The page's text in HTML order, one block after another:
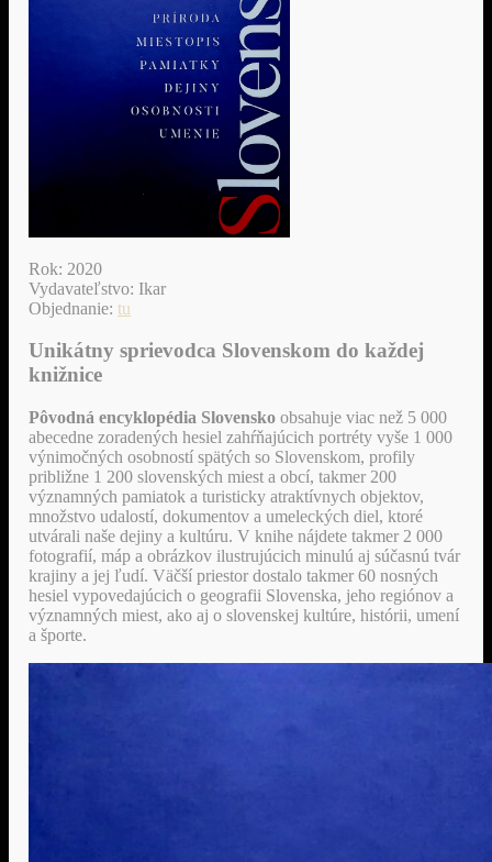
Rok: 2020
Vydavateľstvo: Ikar
Objednanie: tu
Unikátny sprievodca Slovenskom do každej
knižnice
Pôvodná encyklopédia Slovensko obsahuje viac než 5 000
abecedne zoradených hesiel zahŕňajúcich portréty vyše 1 000
výnimočných osobností spätých so Slovenskom, profily
približne 1 200 slovenských miest a obcí, takmer 200
významných pamiatok a turisticky atraktívnych objektov,
množstvo udalostí, dokumentov a umeleckých diel, ktoré
utvárali naše dejiny a kultúru. V knihe nájdete takmer 2 000
fotografií, máp a obrázkov ilustrujúcich minulú aj súčasnú tvár
krajiny a jej ľudí. Väčší priestor dostalo takmer 60 nosných
hesiel vypovedajúcich o geografii Slovenska, jeho regiónov a
významných miest, ako aj o slovenskej kultúre, histórii, umení
a športe.